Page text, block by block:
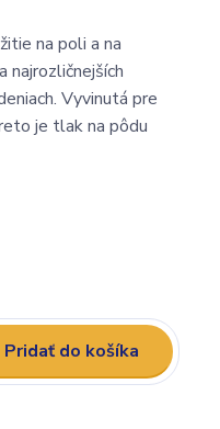
na poli a na
najrozličnejších
Vyvinutá pre
je tlak na pôdu
Pridať do košíka